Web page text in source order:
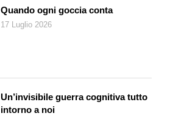
Quando ogni goccia conta
17 Luglio 2026
Un’invisibile guerra cognitiva tutto
intorno a noi